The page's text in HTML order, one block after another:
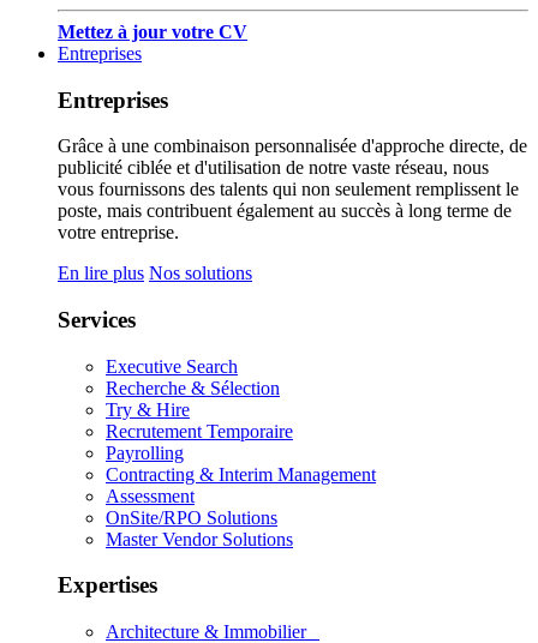
Mettez à jour votre CV
Entreprises
Entreprises
Grâce à une combinaison personnalisée d'approche directe, de
publicité ciblée et d'utilisation de notre vaste réseau, nous
vous fournissons des talents qui non seulement remplissent le
poste, mais contribuent également au succès à long terme de
votre entreprise.
En lire plus Nos solutions
Services
Executive Search
Recherche & Sélection
Try & Hire
Recrutement Temporaire
Payrolling
Contracting & Interim Management
Assessment
OnSite/RPO Solutions
Master Vendor Solutions
Expertises
Architecture & Immobilier